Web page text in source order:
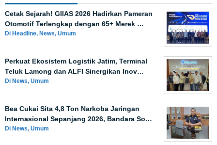
Cetak Sejarah! GIIAS 2026 Hadirkan Pameran
Otomotif Terlengkap dengan 65+ Merek …
Di Headline, News, Umum
Perkuat Ekosistem Logistik Jatim, Terminal
Teluk Lamong dan ALFI Sinergikan Inov…
Di News, Umum
Bea Cukai Sita 4,8 Ton Narkoba Jaringan
Internasional Sepanjang 2026, Bandara So…
Di News, Umum